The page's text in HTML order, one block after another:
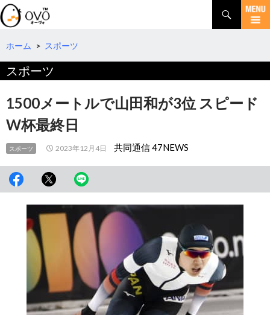
検
索
コ
テ
へ
ホーム > スポーツ
スポーツ
1500メートルで山田和が3位 スピード
W杯最終日
スポーツ 2023年12月4日 共同通信 47NEWS